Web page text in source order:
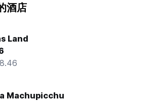
酒店
Land
Machupicchu